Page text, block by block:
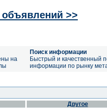
>>
на
Поиск информации
Быстрый и качественный
информации по рынку
Другое